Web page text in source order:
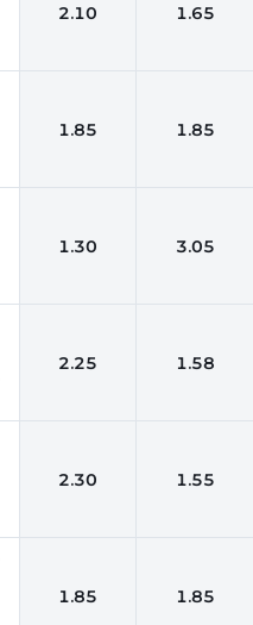
2.10 1.65
1.85 1.85
1.30 3.05
2.25 1.58
2.30 1.55
1.85 1.85